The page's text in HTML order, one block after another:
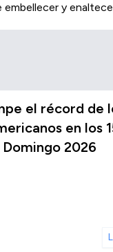
y
el récord de
en los
2026